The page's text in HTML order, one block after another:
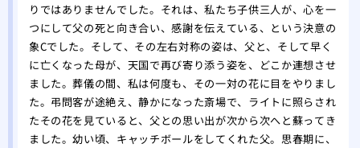
りではありませんでした。それは、私たち子供三人が、心を一
つにして父の死と向き合い、感謝を伝えている、という決意の
象Cでした。そして、その左右対称の姿は、父と、そして早く
に亡くなった母が、天国で再び寄り添う姿を、どこか連想させ
ました。葬儀の間、私は何度も、その一対の花に目をやりまし
た。弔問客が途絶え、静かになった斎場で、ライトに照らされ
たその花を見ていると、父との思い出が次から次へと蘇ってき
ました。幼い頃、キャッチボールをしてくれた父。思春期に、